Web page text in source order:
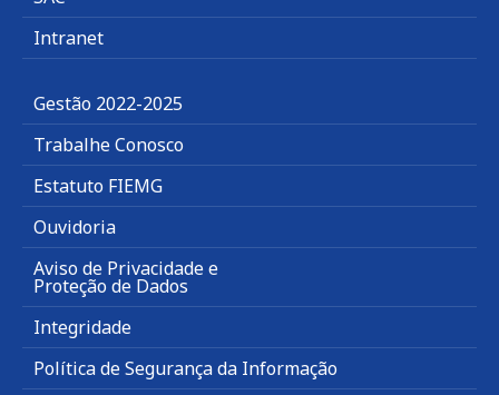
Intranet
Gestão 2022-2025
Trabalhe Conosco
Estatuto FIEMG
Ouvidoria
Aviso de Privacidade e
Proteção de Dados
Integridade
Política de Segurança da Informação